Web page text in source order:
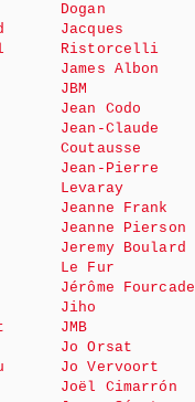
Dogan
Jacques
Ristorcelli
James Albon
JBM
Jean Codo
Jean-Claude
Coutausse
Jean-Pierre
Levaray
Jeanne Frank
Jeanne Pierson
Jeremy Boulard
Le Fur
Jérôme Fourcade
Jiho
JMB
Jo Orsat
Jo Vervoort
Joël Cimarrón